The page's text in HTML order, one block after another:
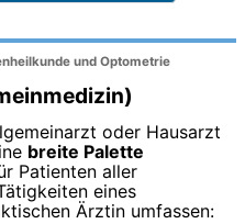
und Optometrie
oder Hausarzt
breite Palette
Patienten aller
eines
Ärztin umfassen: